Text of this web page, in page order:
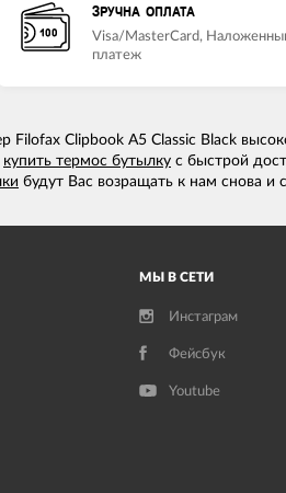
ЗРУЧНА ОПЛАТА
Visa/MasterCard,
платеж
Clipbook A5 Classic Black
купить термос бутылку с быстрой
будут Вас возращать к нам снова и
МЫ В СЕТИ
Инстаграм
Фейсбук
Youtube